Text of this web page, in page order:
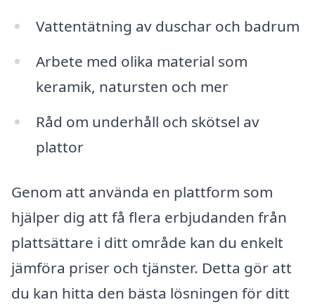
Vattentätning av duschar och badrum
Arbete med olika material som
keramik, natursten och mer
Råd om underhåll och skötsel av
plattor
Genom att använda en plattform som
hjälper dig att få flera erbjudanden från
plattsättare i ditt område kan du enkelt
jämföra priser och tjänster. Detta gör att
du kan hitta den bästa lösningen för ditt